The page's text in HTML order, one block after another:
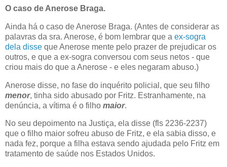
O caso de Anerose Braga.
Ainda há o caso de Anerose Braga. (Antes de considerar as
palavras da sra. Anerose, é bom lembrar que a ex-sogra
dela disse que Anerose mente pelo prazer de prejudicar os
outros, e que a ex-sogra conversou com seus netos - que
criou mais do que a Anerose - e eles negaram abuso.)
Anerose disse, no fase do inquérito policial, que seu filho
menor, tinha sido abusado por Fritz. Estranhamente, na
denúncia, a vítima é o filho maior.
No seu depoimento na Justiça, ela disse (fls 2236-2237)
que o filho maior sofreu abuso de Fritz, e ela sabia disso, e
nada fez, porque a filha estava sendo ajudada pelo Fritz em
tratamento de saúde nos Estados Unidos.